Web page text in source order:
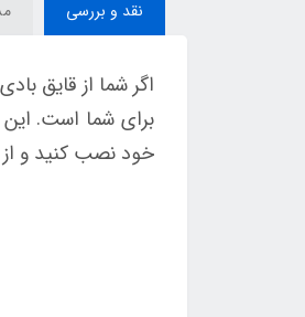
نقد و بررسی
اگر شما از قایق
برای شما است.
خود نصب کنید و از